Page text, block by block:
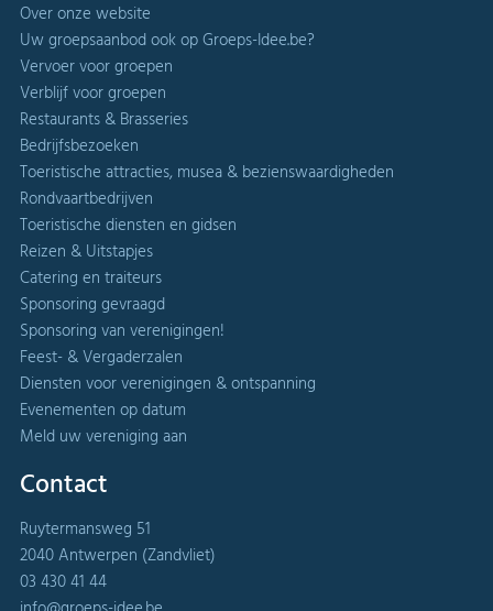
Over onze website
Uw groepsaanbod ook op Groeps-Idee.be?
Vervoer voor groepen
Verblijf voor groepen
Restaurants & Brasseries
Bedrijfsbezoeken
Toeristische attracties, musea & bezienswaardigheden
Rondvaartbedrijven
Toeristische diensten en gidsen
Reizen & Uitstapjes
Catering en traiteurs
Sponsoring gevraagd
Sponsoring van verenigingen!
Feest- & Vergaderzalen
Diensten voor verenigingen & ontspanning
Evenementen op datum
Meld uw vereniging aan
Contact
Ruytermansweg 51
2040 Antwerpen (Zandvliet)
03 430 41 44